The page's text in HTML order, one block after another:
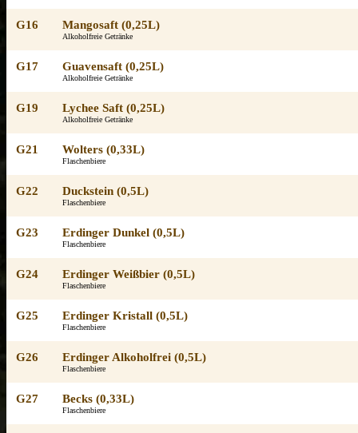
G16 Mangosaft (0,25L)
Alkoholfreie Getränke
G17 Guavensaft (0,25L)
Alkoholfreie Getränke
G19 Lychee Saft (0,25L)
Alkoholfreie Getränke
G21 Wolters (0,33L)
Flaschenbiere
G22 Duckstein (0,5L)
Flaschenbiere
G23 Erdinger Dunkel (0,5L)
Flaschenbiere
G24 Erdinger Weißbier (0,5L)
Flaschenbiere
G25 Erdinger Kristall (0,5L)
Flaschenbiere
G26 Erdinger Alkoholfrei (0,5L)
Flaschenbiere
G27 Becks (0,33L)
Flaschenbiere